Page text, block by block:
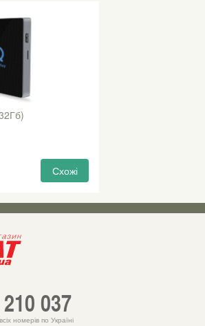
Схожі
037
номерів по Україні